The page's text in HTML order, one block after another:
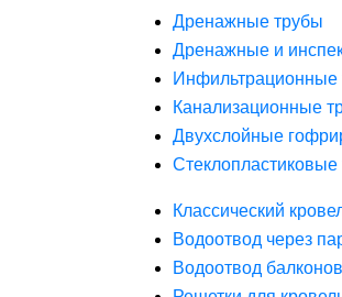
Дренажные трубы
Дренажные и
Инфильтрационные
Канализационные
Двухслойные
Стеклопластиковые
Классический
Водоотвод через
Водоотвод